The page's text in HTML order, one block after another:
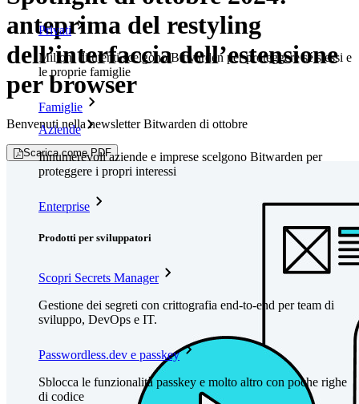
Privati
Milioni di utenti scelgono Bitwarden per proteggere sé stessi e
le proprie famiglie
Famiglie
Aziende
Innumerevoli aziende e imprese scelgono Bitwarden per
proteggere i propri interessi
Enterprise
Prodotti per sviluppatori
Scopri Secrets Manager
Gestione dei segreti con crittografia end-to-end per team di
sviluppo, DevOps e IT.
Passwordless.dev e passkey
Sblocca le funzionalità passkey e molto altro con poche righe
di codice
anteprima del restyling
dell’interfaccia dell’estensione
per browser
Benvenuti nella newsletter Bitwarden di ottobre
Scarica come PDF